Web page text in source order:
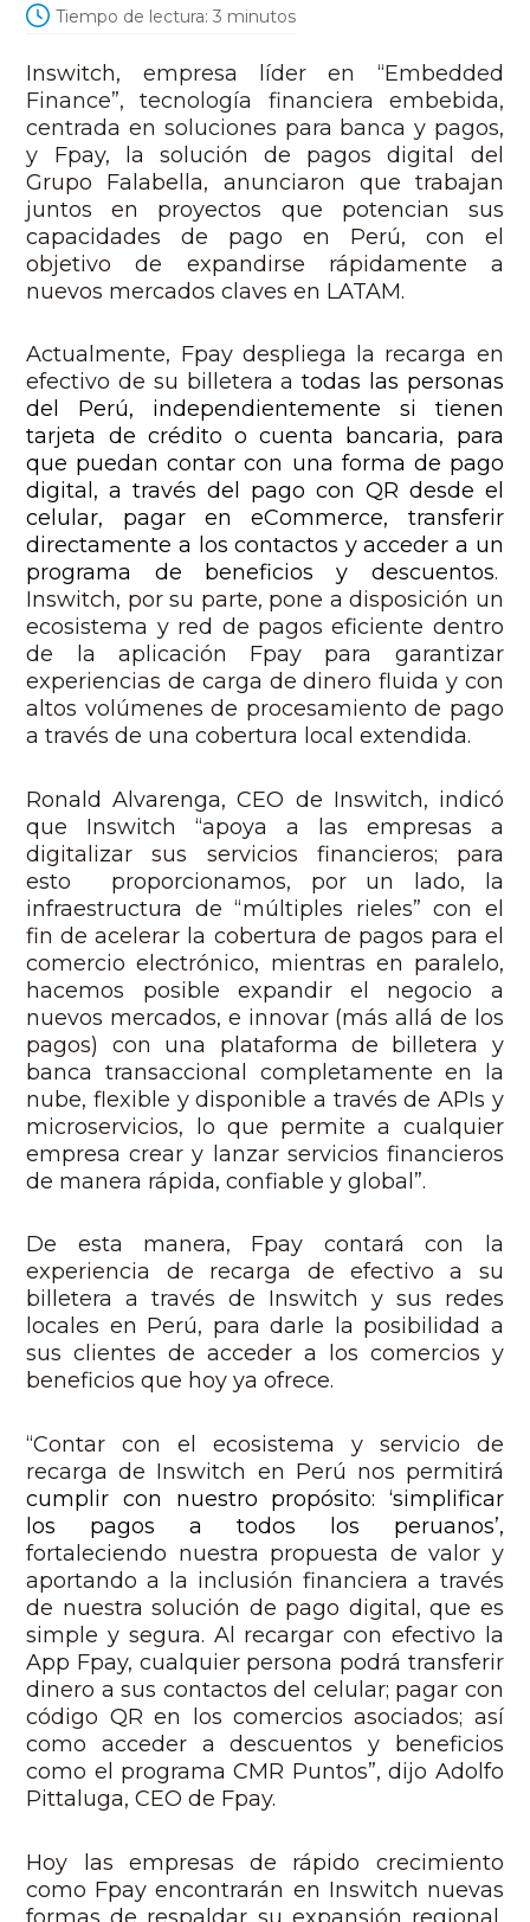
Tiempo de lectura: 3 minutos
Inswitch, empresa líder en “Embedded
Finance”, tecnología financiera embebida,
centrada en soluciones para banca y pagos,
y Fpay, la solución de pagos digital del
Grupo Falabella, anunciaron que trabajan
juntos en proyectos que potencian sus
capacidades de pago en Perú, con el
objetivo de expandirse rápidamente a
nuevos mercados claves en LATAM.
Actualmente, Fpay despliega la recarga en
efectivo de su billetera atodas las personas
del Perú, independientemente si tienen
tarjeta de crédito o cuenta bancaria, para
que puedan contar con una forma de pago
digital, a través del pago con QR desde el
celular, pagar en eCommerce, transferir
directamente a los contactos y acceder a un
programa de beneficios y descuentos.
Inswitch, por su parte, pone a disposición un
ecosistema y red de pagos eficiente dentro
de la aplicación Fpay para garantizar
experiencias de carga de dinero fluida y con
altos volúmenes de procesamiento de pago
a través de una cobertura local extendida.
Ronald Alvarenga, CEO de Inswitch, indicó
que Inswitch “apoya a las empresas a
digitalizar sus servicios financieros; para
esto proporcionamos, por un lado, la
infraestructura de “múltiples rieles” con el
fin de acelerar la cobertura de pagos para el
comercio electrónico, mientras en paralelo,
hacemos posible expandir el negocio a
nuevos mercados, e innovar (más allá de los
pagos) con una plataforma de billetera y
banca transaccional completamente en la
nube, flexible y disponible a través de APIs y
microservicios, lo que permite a cualquier
empresa crear y lanzar servicios financieros
de manera rápida, confiable y global”.
De esta manera, Fpay contará con la
experiencia de recarga de efectivo a su
billetera a través de Inswitch y sus redes
locales en Perú, para darle la posibilidad a
sus clientes de acceder a los comercios y
beneficios que hoy ya ofrece.
“Contar con el ecosistema y servicio de
recarga de Inswitch en Perú nos permitirá
cumplir con nuestro propósito: ‘simplificar
los pagos a todos los peruanos’,
fortaleciendo nuestra propuesta de valor y
aportando a la inclusión financiera a través
de nuestra solución de pago digital, que es
simple y segura. Al recargar con efectivo la
App Fpay, cualquier persona podrá transferir
dinero a sus contactos del celular; pagar con
código QR en los comercios asociados; así
como acceder a descuentos y beneficios
como el programa CMR Puntos”, dijo Adolfo
Pittaluga, CEO de Fpay.
Hoy las empresas de rápido crecimiento
como Fpay encontrarán en Inswitch nuevas